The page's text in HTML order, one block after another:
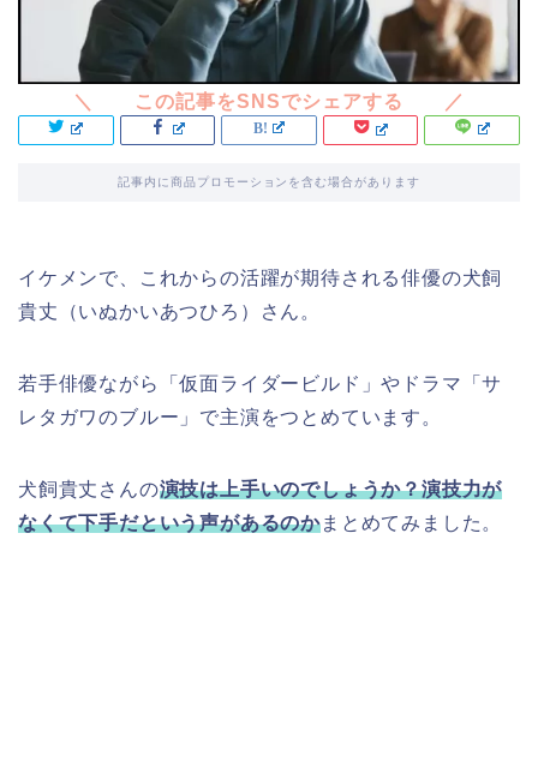
記事内に商品プロモーションを含む場合があります
イケメンで、これからの活躍が期待される俳優の犬飼
貴丈（いぬかいあつひろ）さん。
若手俳優ながら「仮面ライダービルド」やドラマ「サ
レタガワのブルー」で主演をつとめています。
犬飼貴丈さんの演技は上手いのでしょうか？演技力が
なくて下手だという声があるのかまとめてみました。